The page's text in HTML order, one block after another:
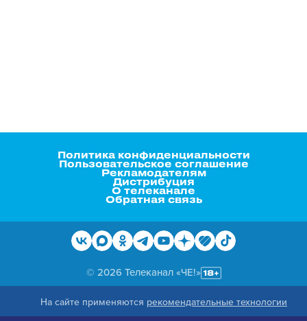
Политика конфиденциальности
Пользовательское соглашение
Рекламодателям
Дистрибуция
О телеканале
Обратная связь
© 2026 Телеканал «ЧЕ!»
На сайте применяются рекомендательные технологии